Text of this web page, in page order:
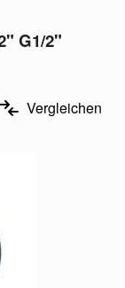
G1/2"
Vergleichen